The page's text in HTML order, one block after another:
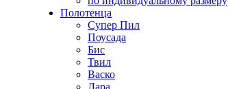
Полотенца
Супер Пил
Поусада
Бис
Твил
Васко
Лара